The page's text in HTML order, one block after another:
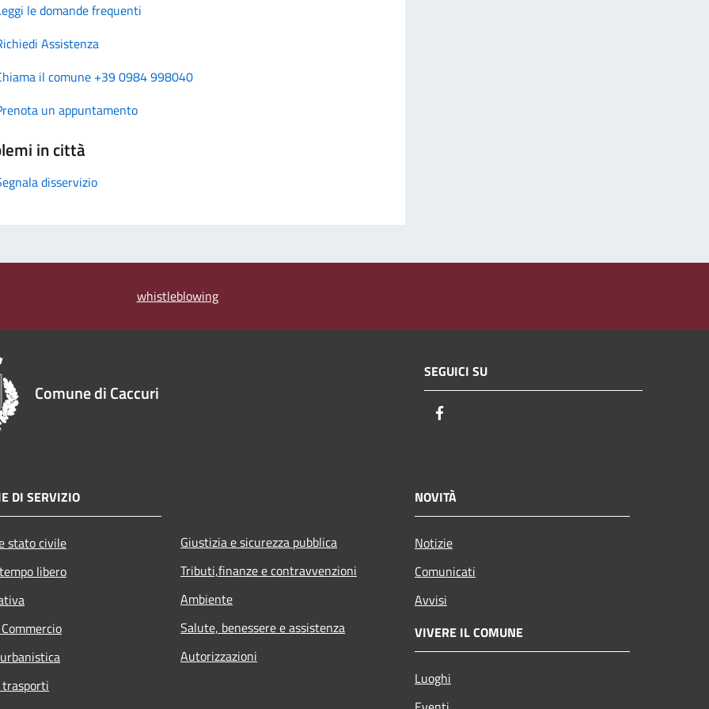
le domande frequenti
Assistenza
il comune +39 0984 998040
un appuntamento
in città
disservizio
whistleblowing
Comune di Caccuri
SEGUICI SU
DI SERVIZIO
stato civile
libero
Giustizia e sicurezza pubblica
Tributi,finanze e contravvenzioni
Ambiente
Salute, benessere e assistenza
Autorizzazioni
NOVITÀ
Notizie
Comunicati
Avvisi
VIVERE IL COMUNE
Luoghi